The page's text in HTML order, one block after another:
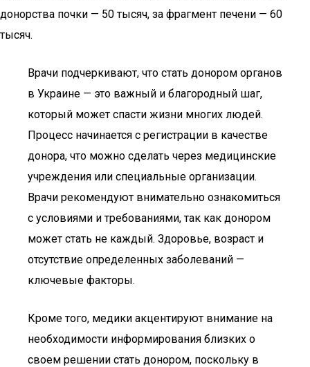
донорства почки — 50 тысяч, за фрагмент печени — 60
тысяч.
Врачи подчеркивают, что стать донором органов
в Украине — это важный и благородный шаг,
который может спасти жизни многих людей.
Процесс начинается с регистрации в качестве
донора, что можно сделать через медицинские
учреждения или специальные организации.
Врачи рекомендуют внимательно ознакомиться
с условиями и требованиями, так как донором
может стать не каждый. Здоровье, возраст и
отсутствие определенных заболеваний —
ключевые факторы.
Кроме того, медики акцентируют внимание на
необходимости информирования близких о
своем решении стать донором, поскольку в